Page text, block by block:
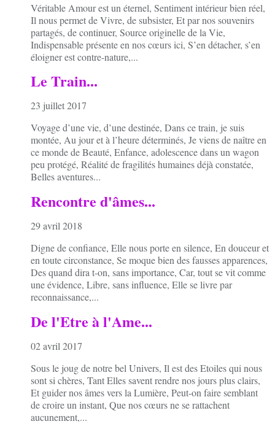
Véritable Amour est un éternel, Sentiment intérieur bien réel,
Il nous permet de Vivre, de subsister, Et par nos souvenirs
partagés, de continuer, Source originelle de la Vie,
Indispensable présente en nos cœurs ici, S’en détacher, s’en
éloigner est contre-nature,...
Le Train...
23 juillet 2017
Voyage d’une vie, d’une destinée, Dans ce train, je suis
montée, Au jour et à l’heure déterminés, Je viens de naître en
ce monde de Beauté, Enfance, adolescence dans un wagon
peu protégé, Réalité de fragilités humaines déjà constatée,
Belles aventures...
Rencontre d'âmes...
29 avril 2018
Digne de confiance, Elle nous porte en silence, En douceur et
en toute circonstance, Se moque bien des fausses apparences,
Des quand dira t-on, sans importance, Car, tout se vit comme
une évidence, Libre, sans influence, Elle se livre par
reconnaissance,...
De l'Etre à l'Ame...
02 avril 2017
Sous le joug de notre bel Univers, Il est des Etoiles qui nous
sont si chères, Tant Elles savent rendre nos jours plus clairs,
Et guider nos âmes vers la Lumière, Peut-on faire semblant
de croire un instant, Que nos cœurs ne se rattachent
aucunement,...